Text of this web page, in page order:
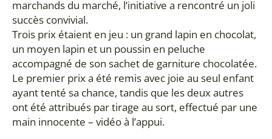
marchands du marché, l’initiative a rencontré un joli
succès convivial.
Trois prix étaient en jeu : un grand lapin en chocolat,
un moyen lapin et un poussin en peluche
accompagné de son sachet de garniture chocolatée.
Le premier prix a été remis avec joie au seul enfant
ayant tenté sa chance, tandis que les deux autres
ont été attribués par tirage au sort, effectué par une
main innocente – vidéo à l’appui.